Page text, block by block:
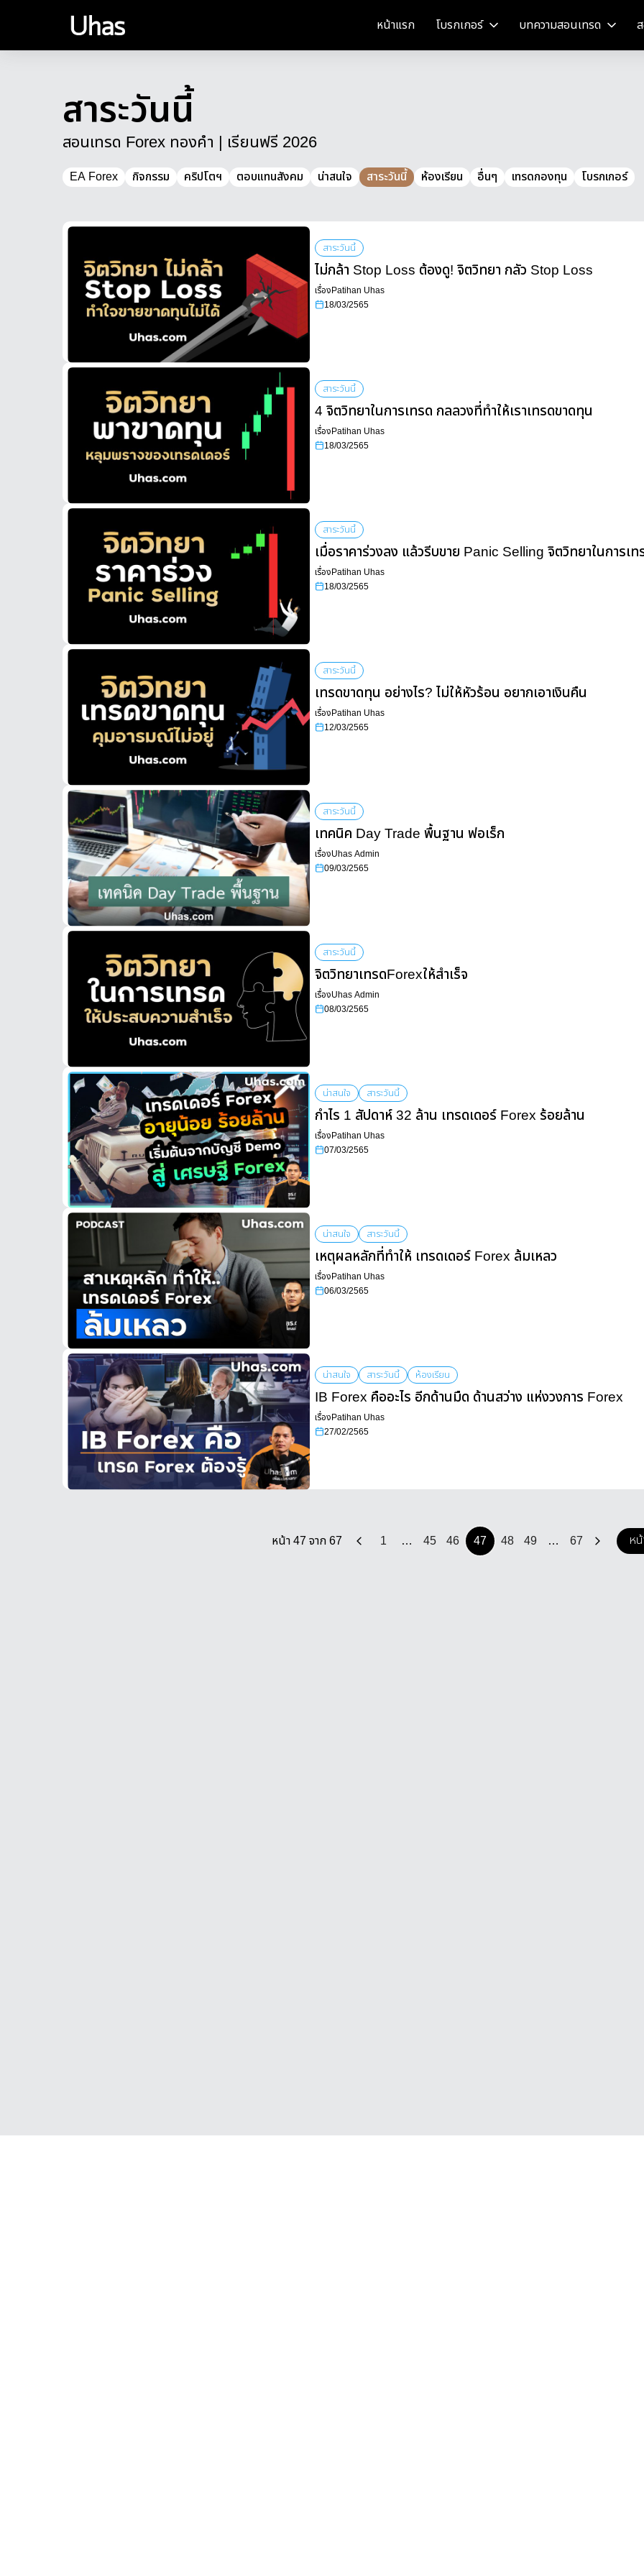
หน้าแรก โบรกเกอร์ บทความสอนเทรด
สาระวันนี้
สอนเทรด Forex ทองคำ | เรียนฟรี 2026
EA Forex กิจกรรม คริปโตฯ ตอบแทนสังคม น่าสนใจ สาระวันนี้ ห้องเรียน อื่นๆ เทรดกองทุน โบรกเกอร์
สาระวันนี้
ไม่กล้า Stop Loss ต้องดู! จิตวิทยา กลัว Stop Loss
เรื่องPatihan Uhas
18/03/2565
สาระวันนี้
4 จิตวิทยาในการเทรด กลลวงที่ทำให้เราเทรดขาดทุน
เรื่องPatihan Uhas
18/03/2565
สาระวันนี้
เมื่อราคาร่วงลง แล้วรีบขาย Panic Selling จิตวิทยาในการเท
เรื่องPatihan Uhas
18/03/2565
สาระวันนี้
เทรดขาดทุน อย่างไร? ไม่ให้หัวร้อน อยากเอาเงินคืน
เรื่องPatihan Uhas
12/03/2565
สาระวันนี้
เทคนิค Day Trade พื้นฐาน ฟอเร็ก
เรื่องUhas Admin
09/03/2565
สาระวันนี้
จิตวิทยาเทรดForexให้สำเร็จ
เรื่องUhas Admin
08/03/2565
น่าสนใจ สาระวันนี้
กำไร 1 สัปดาห์ 32 ล้าน เทรดเดอร์ Forex ร้อยล้าน
เรื่องPatihan Uhas
07/03/2565
น่าสนใจ สาระวันนี้
เหตุผลหลักที่ทำให้ เทรดเดอร์ Forex ล้มเหลว
เรื่องPatihan Uhas
06/03/2565
น่าสนใจ สาระวันนี้ ห้องเรียน
IB Forex คืออะไร อีกด้านมืด ด้านสว่าง แห่งวงการ Forex
เรื่องPatihan Uhas
27/02/2565
หน้า 47 จาก 67 1 … 45 46 47 48 49 … 67 ห